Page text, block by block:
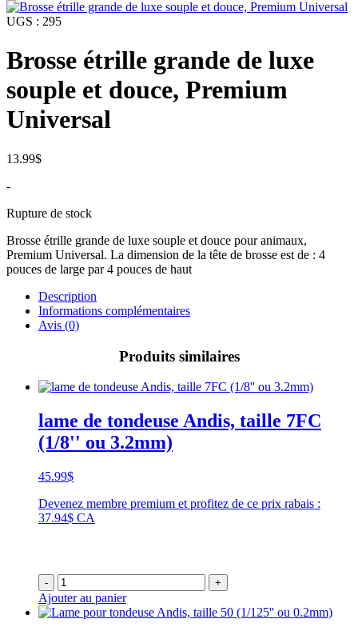
UGS : 295
Brosse étrille grande de luxe
souple et douce, Premium
Universal
13.99$
-
Rupture de stock
Brosse étrille grande de luxe souple et douce pour animaux,
Premium Universal. La dimension de la tête de brosse est de : 4
pouces de large par 4 pouces de haut
Description
Informations complémentaires
Avis (0)
Produits similaires
lame de tondeuse Andis, taille 7FC
(1/8'' ou 3.2mm)
45.99$
Devenez membre premium et profitez de ce prix rabais :
37.94$ CA
- +
Ajouter au panier